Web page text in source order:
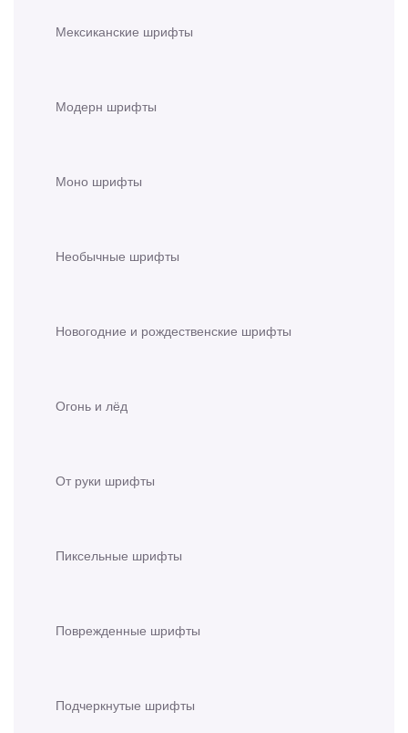
Мексиканские шрифты
Модерн шрифты
Моно шрифты
Необычные шрифты
Новогодние и рождественские шрифты
Огонь и лёд
От руки шрифты
Пиксельные шрифты
Поврежденные шрифты
Подчеркнутые шрифты